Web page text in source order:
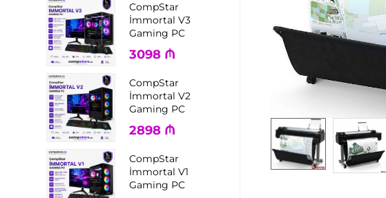
CompStar
İmmortal V3
Gaming PC
3098 ₼
CompStar
İmmortal V2
Gaming PC
2898 ₼
CompStar
İmmortal V1
Gaming PC